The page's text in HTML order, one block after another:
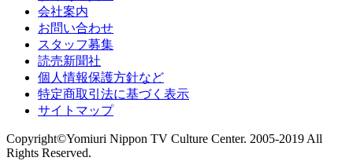
会社案内
お問い合わせ
スタッフ募集
読売新聞社
個人情報保護方針など
特定商取引法に基づく表示
サイトマップ
Copyright©Yomiuri Nippon TV Culture Center. 2005-2019 All
Rights Reserved.